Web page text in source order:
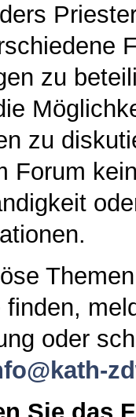
zu
zu
Forum
finden,
oder